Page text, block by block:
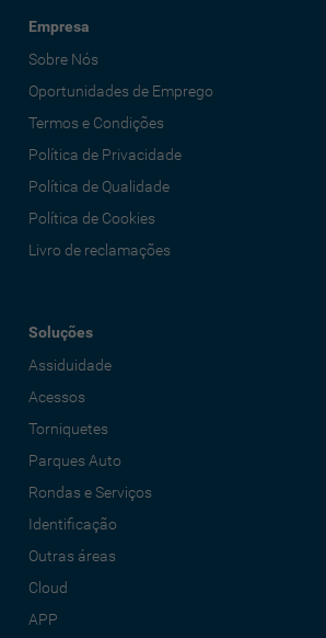
Empresa
Sobre Nós
Oportunidades de Emprego
Termos e Condições
Política de Privacidade
Política de Qualidade
Política de Cookies
Livro de reclamações
Soluções
Assiduidade
Acessos
Torniquetes
Parques Auto
Rondas e Serviços
Identificação
Outras áreas
Cloud
APP